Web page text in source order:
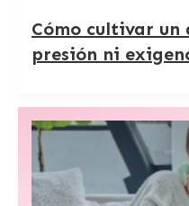
Cómo cultivar un
presión ni